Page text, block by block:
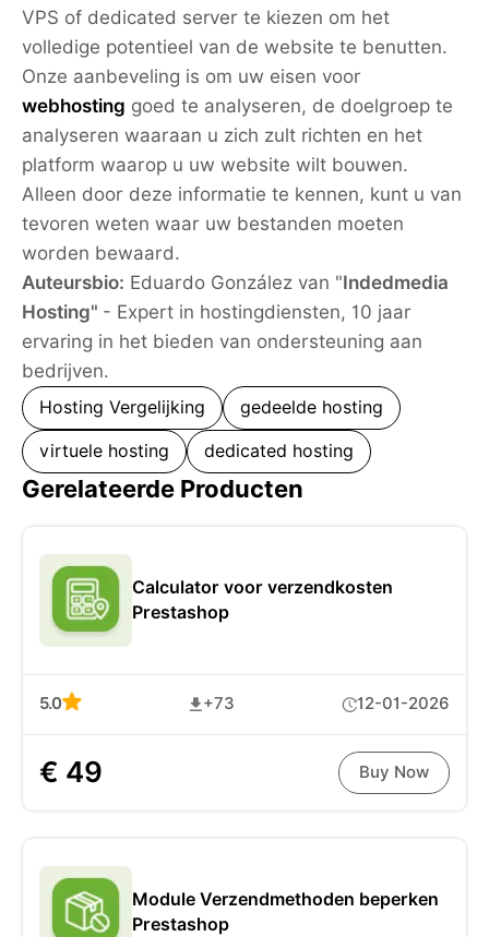
VPS of dedicated server te kiezen om het
volledige potentieel van de website te benutten.
Onze aanbeveling is om uw eisen voor
webhosting goed te analyseren, de doelgroep te
analyseren waaraan u zich zult richten en het
platform waarop u uw website wilt bouwen.
Alleen door deze informatie te kennen, kunt u van
tevoren weten waar uw bestanden moeten
worden bewaard.
Auteursbio: Eduardo González van "Indedmedia
Hosting" - Expert in hostingdiensten, 10 jaar
ervaring in het bieden van ondersteuning aan
bedrijven.
Hosting Vergelijking gedeelde hosting
virtuele hosting dedicated hosting
Gerelateerde Producten
Calculator voor verzendkosten
Prestashop
5.0 +73 12-01-2026
€ 49 Buy Now
Module Verzendmethoden beperken
Prestashop